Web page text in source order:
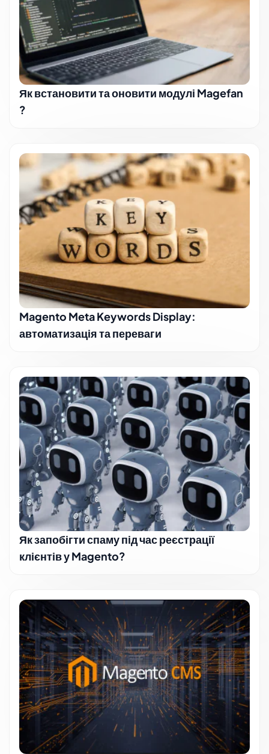
Як встановити та оновити модулі Magefan
?
Magento Meta Keywords Display:
автоматизація та переваги
Як запобігти спаму під час реєстрації
клієнтів у Magento?